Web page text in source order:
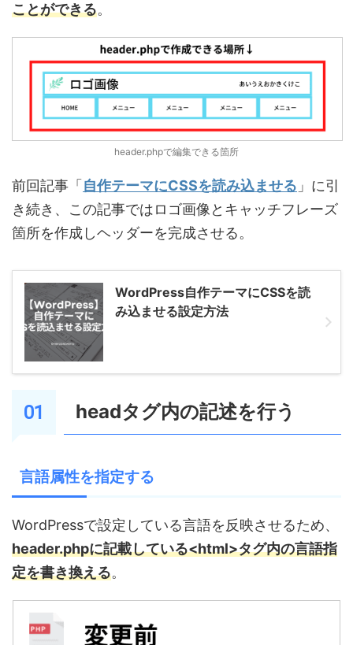
ことができる。
header.phpで編集できる箇所
前回記事「 自作テーマにCSSを読み込ませる 」に引
き続き、この記事ではロゴ画像とキャッチフレーズ
箇所を作成しヘッダーを完成させる。
WordPress自作テーマにCSSを読
み込ませる設定方法
headタグ内の記述を行う
言語属性を指定する
WordPressで設定している言語を反映させるため、
header.phpに記載している<html>タグ内の言語指
定を書き換える。